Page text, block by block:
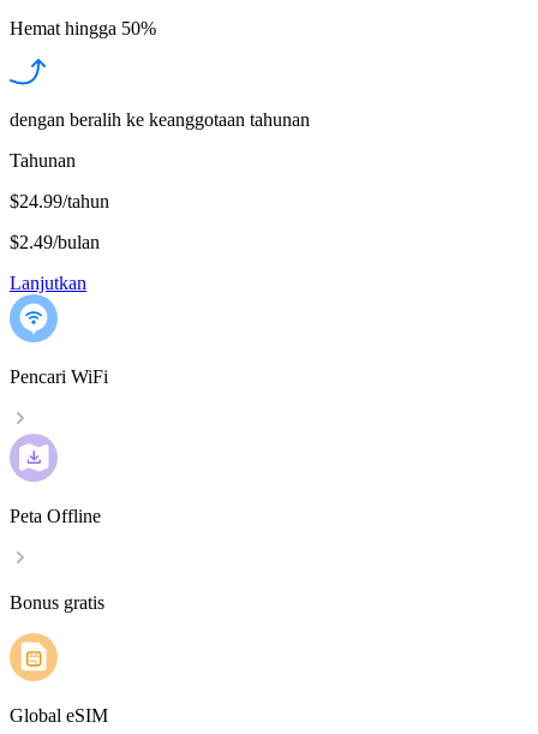
Hemat hingga 50%
dengan beralih ke keanggotaan tahunan
Tahunan
$24.99/tahun
$2.49/bulan
Lanjutkan
Pencari WiFi
Peta Offline
Bonus gratis
Global eSIM